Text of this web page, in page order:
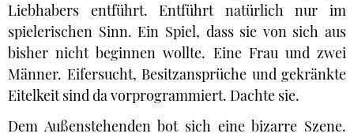
Liebhabers entführt. Entführt natürlich nur im
spielerischen Sinn. Ein Spiel, dass sie von sich aus
bisher nicht beginnen wollte. Eine Frau und zwei
Männer. Eifersucht, Besitzansprüche und gekränkte
Eitelkeit sind da vorprogrammiert. Dachte sie.
Dem Außenstehenden bot sich eine bizarre Szene.